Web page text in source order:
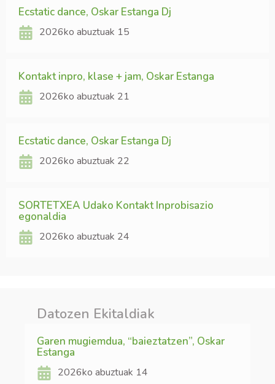
Ecstatic dance, Oskar Estanga Dj
2026ko abuztuak 15
Kontakt inpro, klase + jam, Oskar Estanga
2026ko abuztuak 21
Ecstatic dance, Oskar Estanga Dj
2026ko abuztuak 22
SORTETXEA Udako Kontakt Inprobisazio
egonaldia
2026ko abuztuak 24
Datozen Ekitaldiak
Garen mugiemdua, “baieztatzen”, Oskar
Estanga
2026ko abuztuak 14